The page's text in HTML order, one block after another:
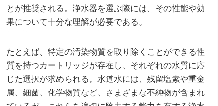
とが推奨される。浄水器を選ぶ際には、その性能や効
果について十分な理解が必要である。
たとえば、特定の汚染物質を取り除くことができる性
質を持つカートリッジが存在し、それぞれの水質に応
じた選択が求められる。水道水には、残留塩素や重金
属、細菌、化学物質など、さまざまな不純物が含まれ